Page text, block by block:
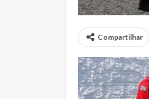
Compartilhar